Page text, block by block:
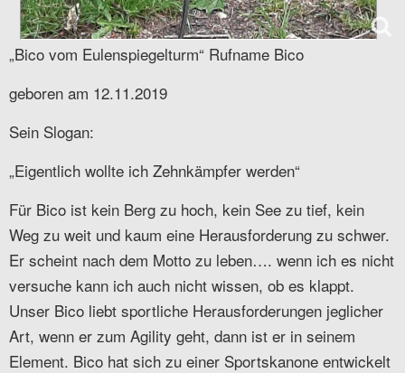
„Bico vom Eulenspiegelturm“ Rufname Bico
geboren am 12.11.2019
Sein Slogan:
„Eigentlich wollte ich Zehnkämpfer werden“
Für Bico ist kein Berg zu hoch, kein See zu tief, kein
Weg zu weit und kaum eine Herausforderung zu schwer.
Er scheint nach dem Motto zu leben…. wenn ich es nicht
versuche kann ich auch nicht wissen, ob es klappt.
Unser Bico liebt sportliche Herausforderungen jeglicher
Art, wenn er zum Agility geht, dann ist er in seinem
Element. Bico hat sich zu einer Sportskanone entwickelt